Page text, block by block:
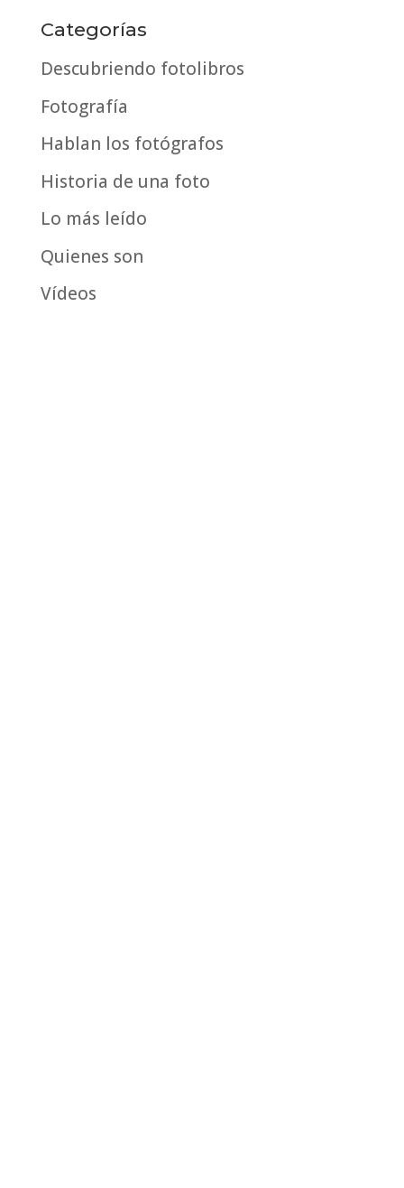
por
fecha
Categorías
Descubriendo fotolibros
Fotografía
Hablan los fotógrafos
Historia de una foto
Lo más leído
Quienes son
Vídeos